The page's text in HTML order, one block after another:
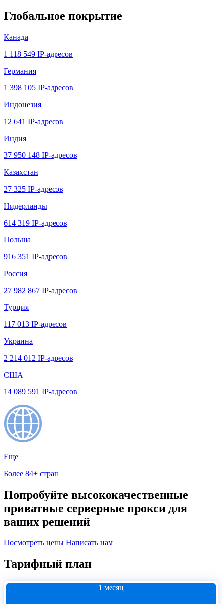
Глобальное покрытие
Канада
1 118 549 IP-адресов
Германия
1 398 105 IP-адресов
Индонезия
12 641 IP-адресов
Индия
37 950 148 IP-адресов
Казахстан
27 325 IP-адресов
Нидерланды
614 319 IP-адресов
Польша
916 351 IP-адресов
Россия
27 982 867 IP-адресов
Турция
117 013 IP-адресов
Украина
2 214 012 IP-адресов
США
14 089 591 IP-адресов
Еще
Более 84+ стран
Попробуйте высококачественные
приватные серверные прокси для
ваших решений
Посмотреть цены Написать нам
Тарифный план
1 месяц